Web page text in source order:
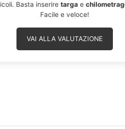
Basta inserire targa e
Facile e veloce!
VAI ALLA VALUTAZIONE